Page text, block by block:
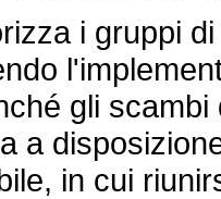
i gruppi
gli
a
in cui